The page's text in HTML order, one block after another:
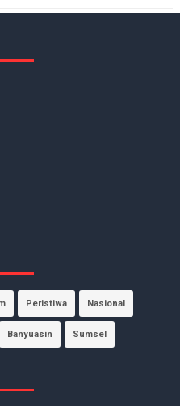
Peristiwa Nasional
Banyuasin Sumsel